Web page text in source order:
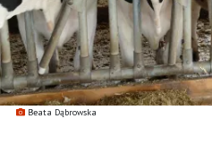
Beata Dąbrowska